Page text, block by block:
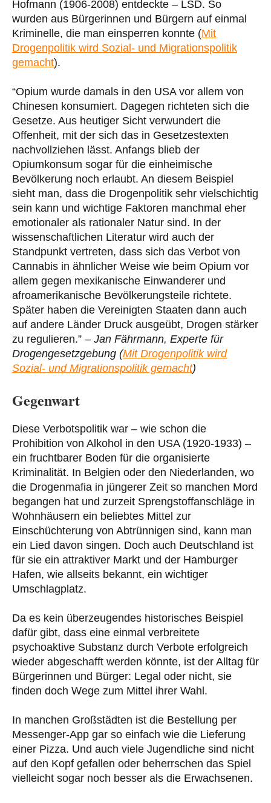
Hofmann (1906-2008) entdeckte – LSD. So
wurden aus Bürgerinnen und Bürgern auf einmal
Kriminelle, die man einsperren konnte (Mit
Drogenpolitik wird Sozial- und Migrationspolitik
gemacht).
“Opium wurde damals in den USA vor allem von
Chinesen konsumiert. Dagegen richteten sich die
Gesetze. Aus heutiger Sicht verwundert die
Offenheit, mit der sich das in Gesetzestexten
nachvollziehen lässt. Anfangs blieb der
Opiumkonsum sogar für die einheimische
Bevölkerung noch erlaubt. An diesem Beispiel
sieht man, dass die Drogenpolitik sehr vielschichtig
sein kann und wichtige Faktoren manchmal eher
emotionaler als rationaler Natur sind. In der
wissenschaftlichen Literatur wird auch der
Standpunkt vertreten, dass sich das Verbot von
Cannabis in ähnlicher Weise wie beim Opium vor
allem gegen mexikanische Einwanderer und
afroamerikanische Bevölkerungsteile richtete.
Später haben die Vereinigten Staaten dann auch
auf andere Länder Druck ausgeübt, Drogen stärker
zu regulieren.” – Jan Fährmann, Experte für
Drogengesetzgebung (Mit Drogenpolitik wird
Sozial- und Migrationspolitik gemacht)
Gegenwart
Diese Verbotspolitik war – wie schon die
Prohibition von Alkohol in den USA (1920-1933) –
ein fruchtbarer Boden für die organisierte
Kriminalität. In Belgien oder den Niederlanden, wo
die Drogenmafia in jüngerer Zeit so manchen Mord
begangen hat und zurzeit Sprengstoffanschläge in
Wohnhäusern ein beliebtes Mittel zur
Einschüchterung von Abtrünnigen sind, kann man
ein Lied davon singen. Doch auch Deutschland ist
für sie ein attraktiver Markt und der Hamburger
Hafen, wie allseits bekannt, ein wichtiger
Umschlagplatz.
Da es kein überzeugendes historisches Beispiel
dafür gibt, dass eine einmal verbreitete
psychoaktive Substanz durch Verbote erfolgreich
wieder abgeschafft werden könnte, ist der Alltag für
Bürgerinnen und Bürger: Legal oder nicht, sie
finden doch Wege zum Mittel ihrer Wahl.
In manchen Großstädten ist die Bestellung per
Messenger-App gar so einfach wie die Lieferung
einer Pizza. Und auch viele Jugendliche sind nicht
auf den Kopf gefallen oder beherrschen das Spiel
vielleicht sogar noch besser als die Erwachsenen.